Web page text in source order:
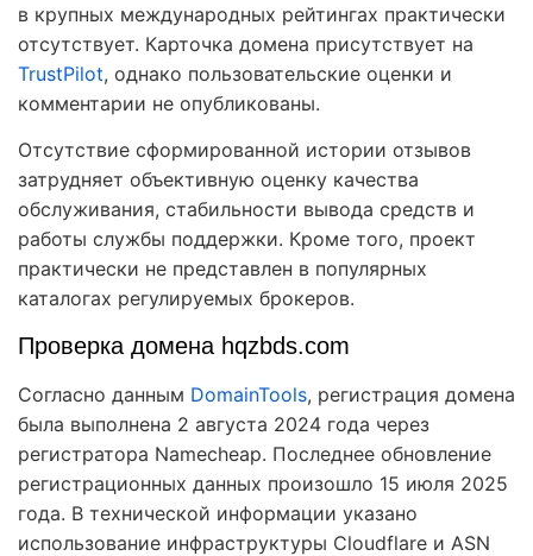
в крупных международных рейтингах практически
отсутствует. Карточка домена присутствует на
TrustPilot, однако пользовательские оценки и
комментарии не опубликованы.
Отсутствие сформированной истории отзывов
затрудняет объективную оценку качества
обслуживания, стабильности вывода средств и
работы службы поддержки. Кроме того, проект
практически не представлен в популярных
каталогах регулируемых брокеров.
Проверка домена hqzbds.com
Согласно данным DomainTools, регистрация домена
была выполнена 2 августа 2024 года через
регистратора Namecheap. Последнее обновление
регистрационных данных произошло 15 июля 2025
года. В технической информации указано
использование инфраструктуры Cloudflare и ASN